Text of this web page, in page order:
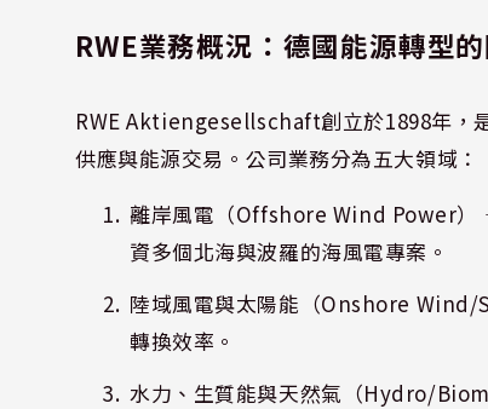
RWE業務概況：德國能源轉型
RWE Aktiengesellschaft創立於1898年，
供應與能源交易。公司業務分為五大領域：
離岸風電（Offshore Wind Power）
資多個北海與波羅的海風電專案。
陸域風電與太陽能（Onshore Wind/
轉換效率。
水力、生質能與天然氣（Hydro/